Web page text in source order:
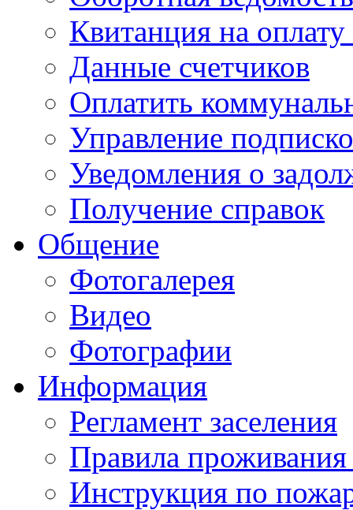
Квитанция на
Данные счетчиков
Оплатить
Управление
Уведомления о
Получение справок
Общение
Фотогалерея
Видео
Фотографии
Информация
Регламент заселения
Правила
Инструкция по